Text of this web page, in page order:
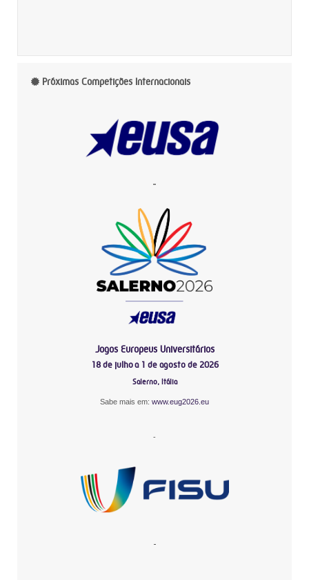
Próximas Competições Internacionais
-
Jogos Europeus Universitários
18 de julho a 1 de agosto de 2026
Salerno, Itália
Sabe mais em: www.eug2026.eu
-
-